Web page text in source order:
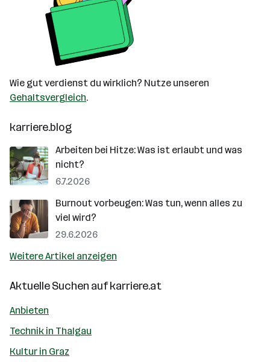
Wie gut verdienst du wirklich? Nutze unseren
Gehaltsvergleich.
karriere.blog
Arbeiten bei Hitze: Was ist erlaubt und was
nicht?
6.7.2026
Burnout vorbeugen: Was tun, wenn alles zu
viel wird?
29.6.2026
Weitere Artikel anzeigen
Aktuelle Suchen aufkarriere.at
Anbieten
Technik in Thalgau
Kultur in Graz